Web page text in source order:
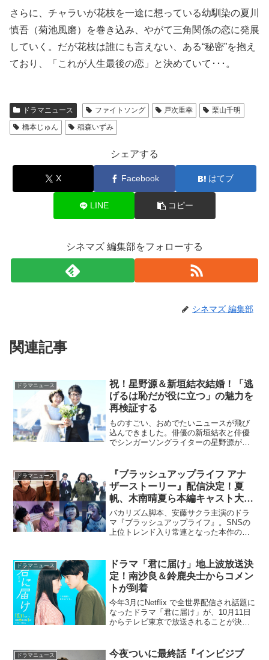
さらに、チャラいが花枝を一途に想っている幼馴染の夏川
慎吾（菊池風磨）を巻き込み、やがて三角関係の恋に発展
していく。だが花枝は誰にも言えない、ある“秘密”を抱え
ており、「これが人生最後の恋」と決めていて･･･。
ドラマニュース ファイトソング 戸次重幸
栗山千明
橋本じゅん
稲森いずみ
シェアする
X Facebook はてブ
LINE コピー
シネマズ 編集部をフォローする
シネマズ 編集部
関連記事
ドラマニュース
祝！星野源＆新垣結衣結婚！「逃
げるは恥だが役に立つ」の魅力を
再検証する
ものすごい、おめでたいニュースが飛び
込んできました。俳優の新垣結衣と俳優
でシンガーソングライターの星野源が結
ドラマ「逃げるは恥だが役に立つ」でし
ょう。この通称...
ドラマニュース
『ブラッシュアップライフ アナ
ザーストーリー』配信決定！夏
帆、木南晴夏ら本編キャスト大集
合
バカリズム脚本、安藤サクラ主演のドラ
マ『ブラッシュアップライフ』。SNSの
上位トレンド入り常連となった本作のオ
独占配信されることが決定した。本作
は、平凡な人生をも...
ドラマニュース
ドラマ「君に届け」地上波放送決
定！南沙良＆鈴鹿央士からコメン
トが到着
今年3月にNetflix で全世界配信され話題に
なったドラマ「君に届け」が、10月11日
からテレビ東京で放送されることが決定
れ、第32回講談社漫画賞(少女部門)...
ドラマニュース
今夜ついに最終話『インビジブ